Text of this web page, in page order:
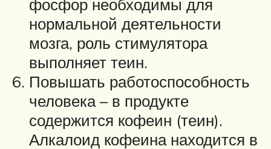
фосфор необходимы для
нормальной деятельности
мозга, роль стимулятора
выполняет теин.
Повышать работоспособность
человека – в продукте
содержится кофеин (теин).
Алкалоид кофеина находится в